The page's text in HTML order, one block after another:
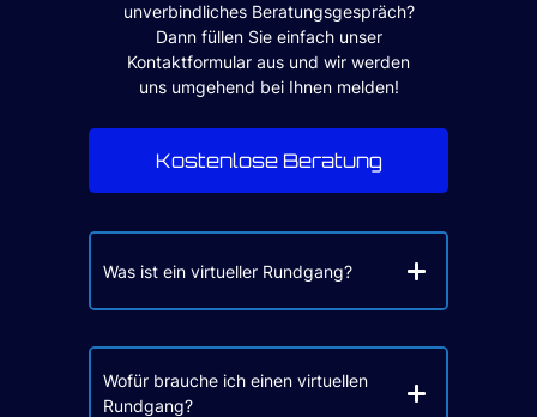
unverbindliches Beratungsgespräch?
Dann füllen Sie einfach unser
Kontaktformular aus und wir werden
uns umgehend bei Ihnen melden!
Kostenlose Beratung
Was ist ein virtueller Rundgang?
Wofür brauche ich einen virtuellen
Rundgang?